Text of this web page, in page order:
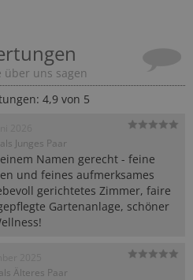
über uns sagen
4,9 von 5
Junges Paar
Namen gerecht - feine
und feines aufmerksames
gerichtetes Zimmer, faire
Gartenanlage, schöner
Älteres Paar